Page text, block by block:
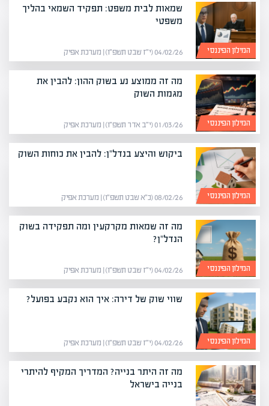
המילון הפיננסי
שמאות לבית משפט: תפקיד השמאי בהליך
משפטי
04/02/26 (י״ז שבט תשפ״ו) | מערכת אפיק
המילון הפיננסי
מה זה ממוצע נע בשוק ההון: להבין את
מגמות השוק
01/03/26 (י״ב אדר תשפ״ו) | מערכת אפיק
המילון הפיננסי
ביקוש והיצע בנדל"ן: להבין את כוחות השוק
08/02/26 (כ״א שבט תשפ״ו) | מערכת אפיק
המילון הפיננסי
מה זה שמאות מקרקעין ומה תפקידה בשוק
הנדל"ן?
04/02/26 (י״ז שבט תשפ״ו) | מערכת אפיק
המילון הפיננסי
שווי שוק של דירה: איך הוא נקבע בפועל?
04/02/26 (י״ז שבט תשפ״ו) | מערכת אפיק
מה זה היתר בנייה? המדריך המקיף להיתרי
בנייה בישראל